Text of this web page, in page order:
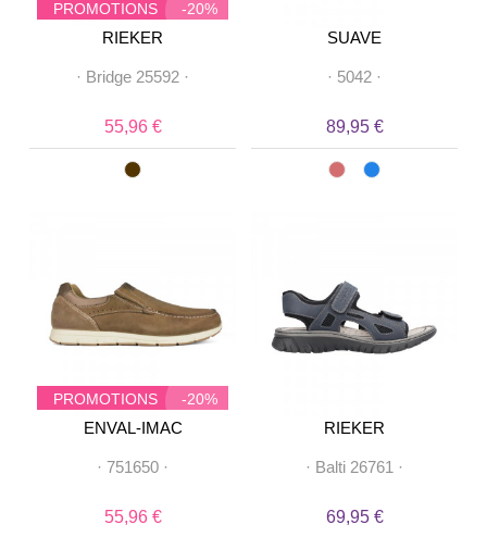
PROMOTIONS -20%
RIEKER
· Bridge 25592 ·
55,96 €
SUAVE
· 5042 ·
89,95 €
PROMOTIONS -20%
ENVAL-IMAC
· 751650 ·
55,96 €
RIEKER
· Balti 26761 ·
69,95 €